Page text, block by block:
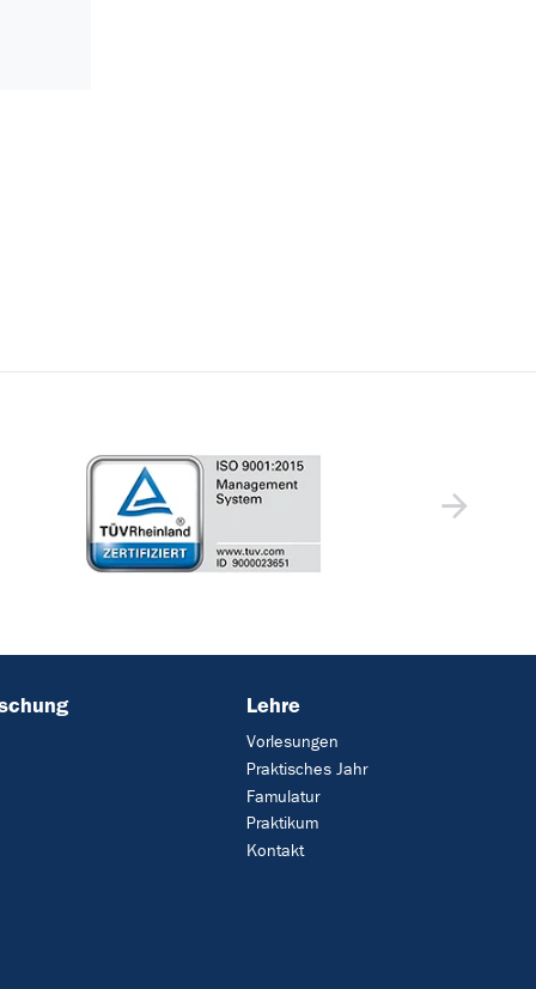
Lehre
Vorlesungen
Praktisches Jahr
Famulatur
Praktikum
Kontakt